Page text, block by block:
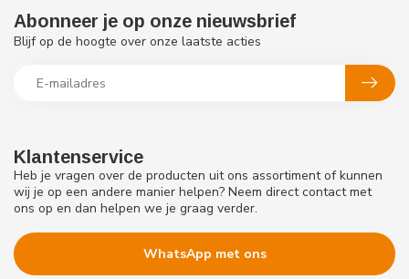
Klantenservice
Heb je vragen over de producten uit ons assortiment of kunnen
wij je op een andere manier helpen? Neem direct contact met
ons op en dan helpen we je graag verder.
WhatsApp met ons
Abonneer je op onze nieuwsbrief
Blijf op de hoogte over onze laatste acties